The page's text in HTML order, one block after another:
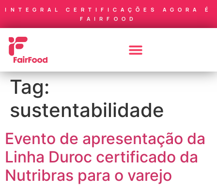
INTEGRAL CERTIFICAÇÕES AGORA É
FAIRFOOD
Tag:
sustentabilidade
Evento de apresentação da
Linha Duroc certificado da
Nutribras para o varejo